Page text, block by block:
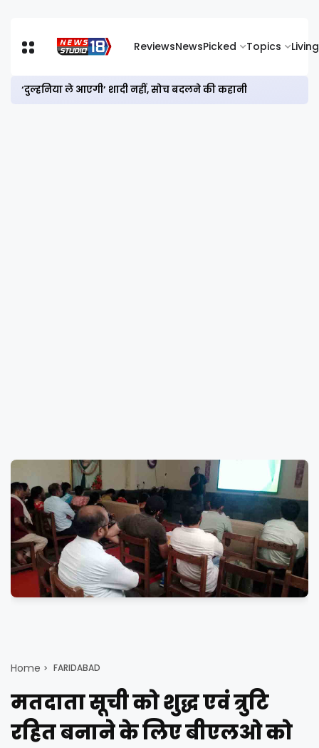
ReviewsNewsPicked Topics Living
‘दुल्हनिया ले आएगी’ शादी नहीं, सोच बदलने की कहानी
Home FARIDABAD
मतदाता सूची को शुद्ध एवं त्रुटि
रहित बनाने के लिए बीएलओ को